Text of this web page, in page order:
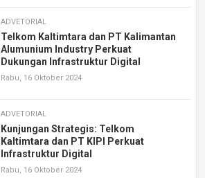
ADVETORIAL
Telkom Kaltimtara dan PT Kalimantan
Alumunium Industry Perkuat
Dukungan Infrastruktur Digital
Rabu, 16 Oktober 2024
ADVETORIAL
Kunjungan Strategis: Telkom
Kaltimtara dan PT KIPI Perkuat
Infrastruktur Digital
Rabu, 16 Oktober 2024